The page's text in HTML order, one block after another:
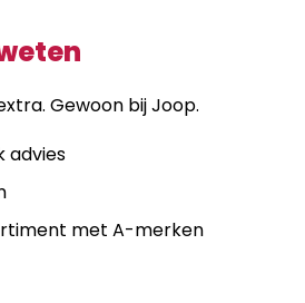
Gewoon bij Joop.
advies
met A-merken